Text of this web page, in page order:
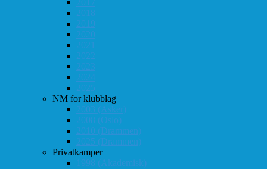
2018
2019
2020
2021
2022
2023
2024
2025
NM for klubblag
2003 (Asker)
2008 (Oslo)
2010 (Drammen)
2025 (Drammen)
Privatkamper
1998 (Akademisk)